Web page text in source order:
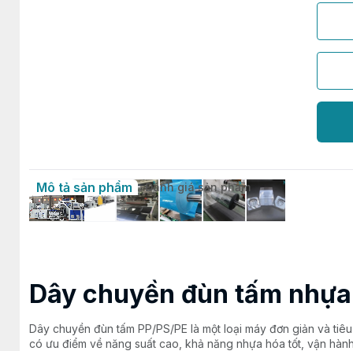
Mô tả sản phẩm Đánh giá sản phẩm
Dây chuyền đùn tấm
Dây chuyền đùn tấm PP/PS/PE là một loại máy đơn giản và
có ưu điểm về năng suất cao, khả năng nhựa hóa tốt, vận